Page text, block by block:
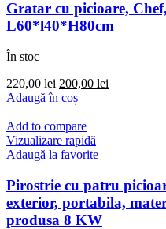
Gratar cu picioare,
L60*l40*H80cm
În stoc
220,00lei Prețul
inițial
fost:
220,00 lei.
200,00 lei
Adaugă în coș
Add to compare
Vizualizare rapidă
Adaugă la favorite
Pirostrie cu patru
exterior, portabila,
produsa 8 KW